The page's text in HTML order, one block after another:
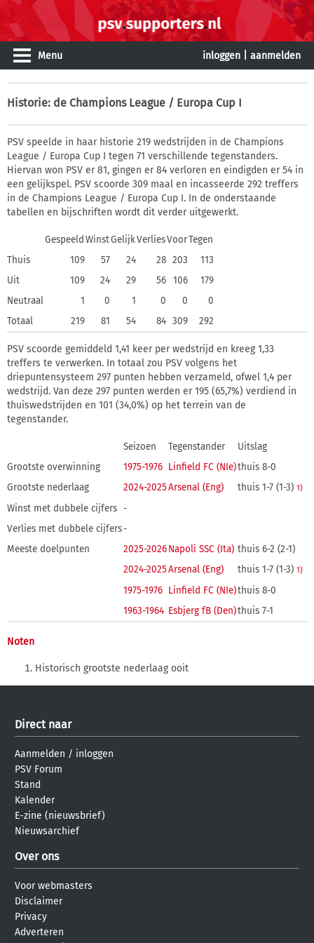
Menu inloggen aanmelden
Historie: de Champions League / Europa Cup I
PSV speelde in haar historie 219 wedstrijden in de Champions
League / Europa Cup I tegen 71 verschillende tegenstanders.
Hiervan won PSV er 81, gingen er 84 verloren en eindigden er 54 in
een gelijkspel. PSV scoorde 309 maal en incasseerde 292 treffers
in de Champions League / Europa Cup I. In de onderstaande
tabellen en bijschriften wordt dit verder uitgewerkt.
Gespeeld WinstGelijkVerliesVoorTegen
Thuis
109 57 24 28 203
113
Uit
109 24 29 56 106
179
Neutraal
1 0 1 0 0
0
Totaal
219 81 54 84 309 292
PSV scoorde gemiddeld 1,41 keer per wedstrijd en kreeg 1,33
treffers te verwerken. In totaal zou PSV volgens het
driepuntensysteem 297 punten hebben verzameld, ofwel 1,4 per
wedstrijd. Van deze 297 punten werden er 195 (65,7%) verdiend in
thuiswedstrijden en 101 (34,0%) op het terrein van de
tegenstander.
Seizoen Tegenstander
Uitslag
Grootste overwinning
1975-1976 Linfield FC (NIe)thuis 8-0
Grootste nederlaag
2024-2025Arsenal (Eng) thuis 1-7 (1-3) 1)
Winst met dubbele cijfers -
Verlies met dubbele cijfers-
Meeste doelpunten
2025-2026Napoli SSC (Ita) thuis 6-2 (2-1)
2024-2025Arsenal (Eng) thuis 1-7 (1-3) 1)
1975-1976 Linfield FC (NIe)thuis 8-0
1963-1964 Esbjerg fB (Den)thuis 7-1
Noten
Historisch grootste nederlaag ooit
Direct naar
Aanmelden / inloggen
PSV Forum
Stand
Kalender
E-zine (nieuwsbrief)
Nieuwsarchief
Over ons
Voor webmasters
Disclaimer
Privacy
Adverteren